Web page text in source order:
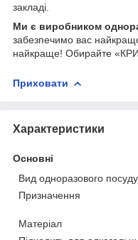
закладі.
Ми є виробником
забезпечимо вас
найкраще! Обирайте
Приховати
Характеристики
Основні
Вид одноразового посуду
Призначення
Матеріал